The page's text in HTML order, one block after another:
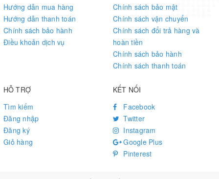
Outline Dimensions
Resources & Services
Hướng dẫn mua hàng
Hướng dẫn thanh toán
Chính sách bảo hành
Điều khoản dịch vụ
Chính sách bảo mật
Chính sách vận chuyển
Chính sách đổi trả hàng và
hoàn tiền
Chính sách bảo hành
Chính sách thanh toán
HỖ TRỢ
Tìm kiếm
Đăng nhập
Đăng ký
Giỏ hàng
KẾT NỐI
Facebook
Twitter
Instagram
Google Plus
Pinterest